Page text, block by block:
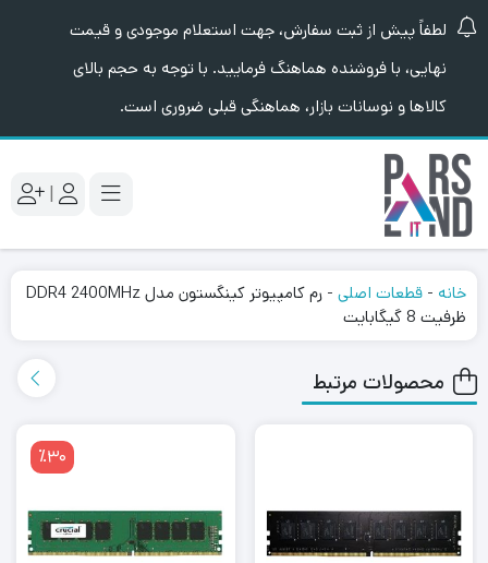
لطفاً پیش از ثبت سفارش، جهت استعلام موجودی و قیمت
نهایی، با فروشنده هماهنگ فرمایید. با توجه به حجم بالای
کالاها و نوسانات بازار، هماهنگی قبلی ضروری است.
|
خانه - قطعات اصلی -
رم کامپیوتر کینگستون مدل DDR4 2400MHz
ظرفیت 8 گیگابایت
محصولات مرتبط
٪30